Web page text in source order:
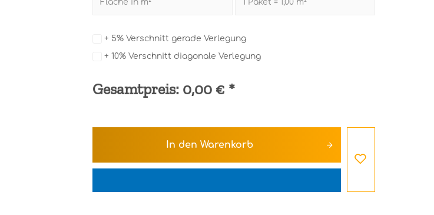
+ 5% Verschnitt gerade Verlegung
+ 10% Verschnitt diagonale Verlegung
Gesamtpreis: 0,00 € *
In den Warenkorb